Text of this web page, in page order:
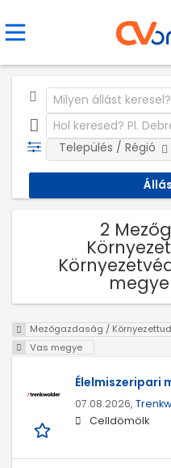
Település / Régió
2
Mezőgazdaság /
Vas megye
Élelmiszeripari
07.08.2026,
Celldömölk